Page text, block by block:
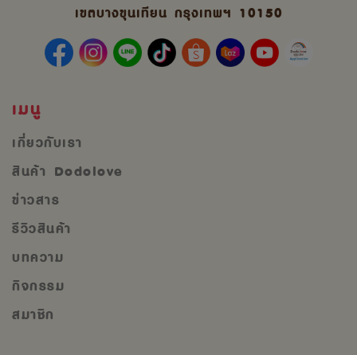
เขตบางขุนเทียน กรุงเทพฯ 10150
เมนู
เกี่ยวกับเรา
สินค้า Dodolove
ข่าวสาร
รีวิวสินค้า
บทความ
กิจกรรม
สมาชิก